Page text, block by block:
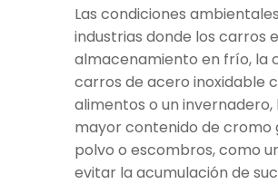
Las condiciones
industrias donde los carros
almacenamiento en frío, la
carros de acero inoxidable
alimentos o un
mayor contenido de cromo
polvo o escombros, como
evitar la acumulación de